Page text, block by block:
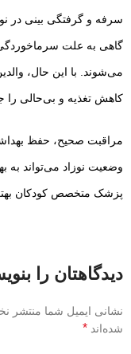
سرفه و گرفتگی بینی در
گاهی به علت
می‌شوند. با این حال،
کاهش تغذیه و بی‌حالی را
مراقبت صحیح، حفظ
وضعیت نوزاد می‌تواند به
پزشک متخصص کودکان
دیدگاهتان را
نشانی ایمیل شما منتشر
شده‌اند *